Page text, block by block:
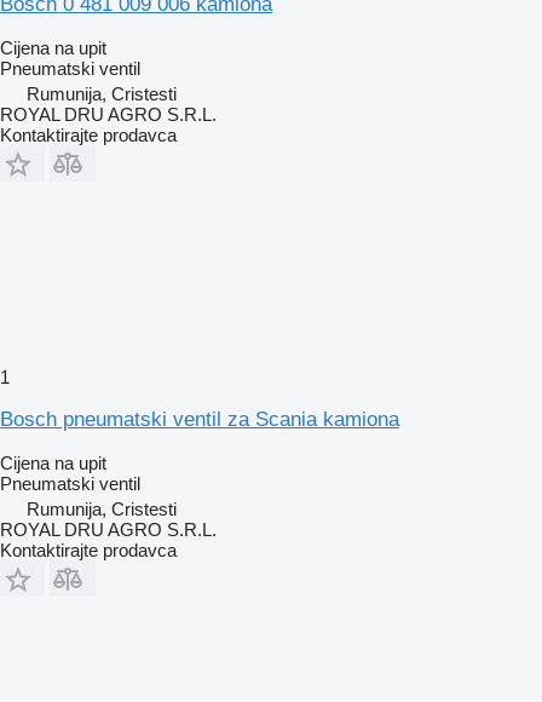
Cijena na upit
Pneumatski ventil
Rumunija, Cristesti
ROYAL DRU AGRO S.R.L.
Kontaktirajte prodavca
1
Bosch pneumatski ventil za Scania kamiona
Cijena na upit
Pneumatski ventil
Rumunija, Cristesti
ROYAL DRU AGRO S.R.L.
Kontaktirajte prodavca